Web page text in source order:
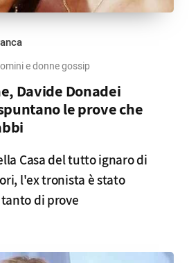
e donne gossip
Davide Donadei
le prove che
Casa del tutto ignaro di
l'ex tronista è stato
di prove